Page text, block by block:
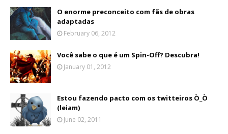
O enorme preconceito com fãs de obras
adaptadas
February 06, 2012
Você sabe o que é um Spin-Off? Descubra!
January 01, 2012
Estou fazendo pacto com os twitteiros Ò_Ò
(leiam)
June 02, 2011